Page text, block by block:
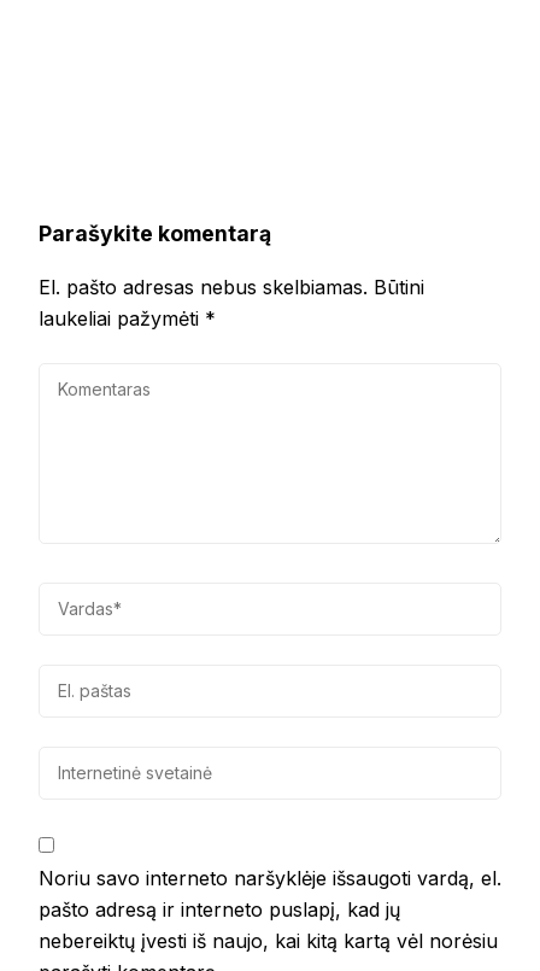
Parašykite komentarą
El. pašto adresas nebus skelbiamas. Būtini
laukeliai pažymėti *
Noriu savo interneto naršyklėje išsaugoti vardą, el.
pašto adresą ir interneto puslapį, kad jų
nebereiktų įvesti iš naujo, kai kitą kartą vėl norėsiu